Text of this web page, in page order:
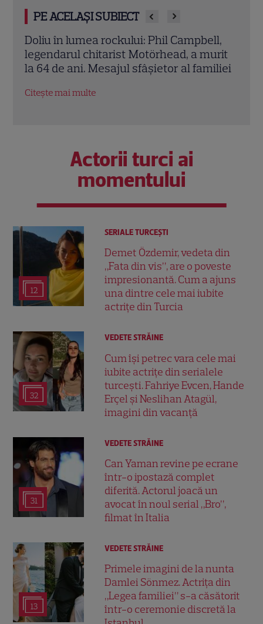
PE ACELAȘI SUBIECT
Robert Duvall a murit la 95 de ani.
Mesajul sfâșietor al soției sale: „Bob a
plecat în liniște”
Citește mai multe
Actorii turci ai
momentului
12
SERIALE TURCEŞTI
Demet Özdemir, vedeta din
„Fata din vis”, are o poveste
impresionantă. Cum a ajuns
una dintre cele mai iubite
actrițe din Turcia
32
VEDETE STRĂINE
Cum își petrec vara cele mai
iubite actrițe din serialele
turcești. Fahriye Evcen, Hande
Erçel și Neslihan Atagül,
imagini din vacanță
31
VEDETE STRĂINE
Can Yaman revine pe ecrane
într-o ipostază complet
diferită. Actorul joacă un
avocat în noul serial „Bro”,
filmat în Italia
13
VEDETE STRĂINE
Primele imagini de la nunta
Damlei Sönmez. Actrița din
„Legea familiei” s-a căsătorit
într-o ceremonie discretă la